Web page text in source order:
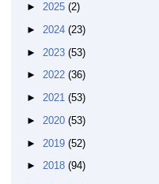
► 2025 (2)
► 2024 (23)
► 2023 (53)
► 2022 (36)
► 2021 (53)
► 2020 (53)
► 2019 (52)
► 2018 (94)